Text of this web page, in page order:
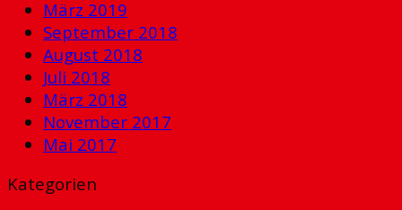
März 2019
September 2018
August 2018
Juli 2018
März 2018
November 2017
Mai 2017
Kategorien